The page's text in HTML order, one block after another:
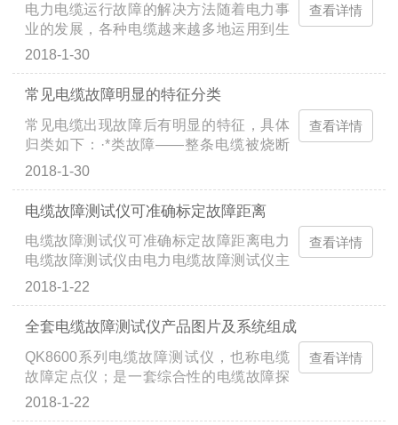
时）解决了人工刺扎的人身安全问题；采
用电...
接在220V火线，另一端使之悬空。调动万
用表的档位使之打到交流2V电压挡。然后
从故障电缆的火线接入端开始，一只手紧
握黑表笔，红表笔沿着故障电缆的绝缘层
缓慢滑动。电缆无断点处的电压值大约为
用表显示的电压值骤降为正常电压的1/...
电力电缆运行故障的解决方法随着电力事
业的发展，各种电缆越来越多地运用到生
产生活的各个领域，而且大都埋入地下。
困扰我们的难题。如何快速准确的找到故
障点，是我们的目标。目前，市场上的电
缆故障测试仪种类繁多，生产厂家层次不
齐，但就其测试原理而言，绝大多数都是
在“冲闪法”的基础上改头换面而成，此类
内，也解决了不少的电缆故障，也充当着
主要角色，其贡献是相当大的。大家知
道，早期的电缆，品种单一，等级有限，
使用范围狭窄...
2018-1-30
查看详情
常见电缆故障明显的特征分类
常见电缆出现故障后有明显的特征，具体
归类如下：·*类故障——整条电缆被烧断
或某一相被烧断，此类故障造成配电柜上
当严重。·第二类故障——电缆各相都短
路，同样，此类故障造成配电柜上的电流
继电器和电压继电器都动作，电缆在故障
点损坏也很严重（可能是受外力引起
的）。·第三类故障——电缆只有一相断
表露较明显。可能是该相电流太大或者是
由电缆质量造成。·第四类故障——电缆内
部短路，外表看不出痕迹，此类故障一般
是由于电缆质...
2018-1-30
查看详情
电缆故障测试仪可准确标定故障距离
电缆故障测试仪可准确标定故障距离电力
电缆故障测试仪由电力电缆故障测试仪主
机、电缆故障定位仪、电缆识别仪三个主
量电缆故障故障性质，全长及电缆故障点
距测试端的大致位置。电缆故障定点仪是
在电缆故障测试仪主机确定电缆故障点的
大致位置的基础上来确定电缆故障点的*位
置。对于未知走向的埋地电缆，需使用路
2018-1-22
查看详情
全套电缆故障测试仪产品图片及系统组成
QK8600系列电缆故障测试仪，也称电缆
故障定点仪；是一套综合性的电缆故障探
测仪器。能对电缆的高阻闪络故障，高低
2018-1-22
查看详情